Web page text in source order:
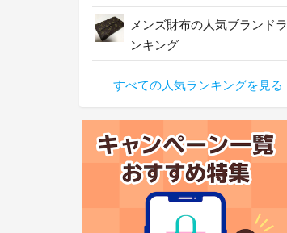
メンズ財布の人気ブランドラ
ンキング
すべての人気ランキングを見る